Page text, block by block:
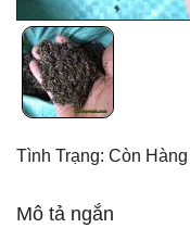
Tình Trạng: Còn Hàng
Mô tả ngắn